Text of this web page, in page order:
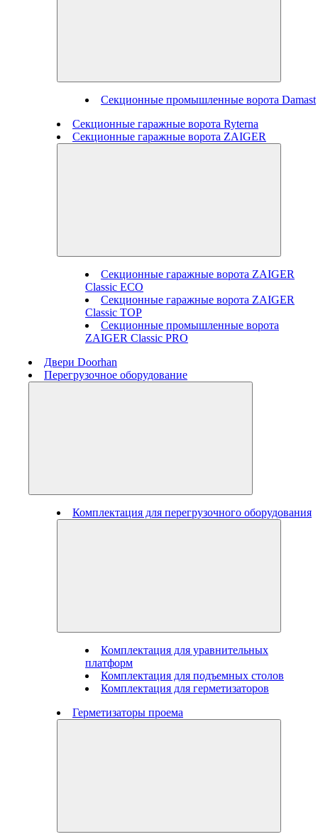
Секционные промышленные ворота Damast
Секционные гаражные ворота Ryterna
Секционные гаражные ворота ZAIGER
Секционные гаражные ворота ZAIGER
Classic ECO
Секционные гаражные ворота ZAIGER
Classic TOP
Секционные промышленные ворота
ZAIGER Classic PRO
Двери Doorhan
Перегрузочное оборудование
Комплектация для перегрузочного оборудования
Комплектация для уравнительных
платформ
Комплектация для подъемных столов
Комплектация для герметизаторов
Герметизаторы проема